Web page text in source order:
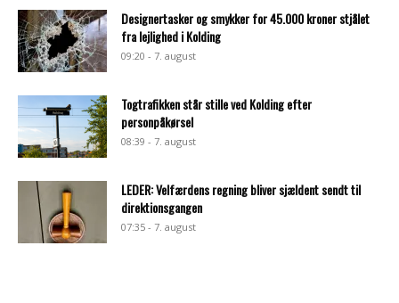
Designertasker og smykker for 45.000 kroner stjålet
fra lejlighed i Kolding
09:20 - 7. august
Togtrafikken står stille ved Kolding efter
personpåkørsel
08:39 - 7. august
LEDER: Velfærdens regning bliver sjældent sendt til
direktionsgangen
07:35 - 7. august